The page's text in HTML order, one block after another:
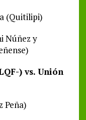
(Quitilipi)
Núñez y
) vs. Unión
Peña)